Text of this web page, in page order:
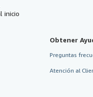
inicio
Obtener
Preguntas
Atención al